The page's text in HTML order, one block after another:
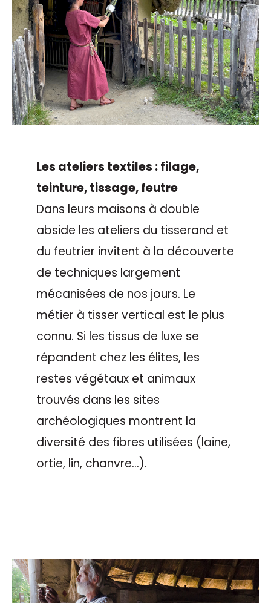
Les ateliers textiles : filage,
teinture, tissage, feutre
Dans leurs maisons à double
abside les ateliers du tisserand et
du feutrier invitent à la découverte
de techniques largement
mécanisées de nos jours. Le
métier à tisser vertical est le plus
connu. Si les tissus de luxe se
répandent chez les élites, les
restes végétaux et animaux
trouvés dans les sites
archéologiques montrent la
diversité des fibres utilisées (laine,
ortie, lin, chanvre…).